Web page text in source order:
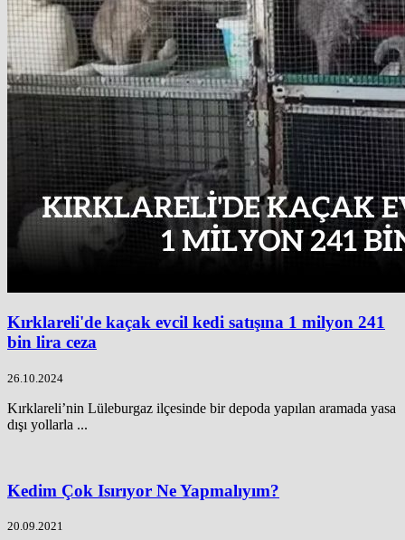
Kırklareli'de kaçak evcil kedi satışına 1 milyon 241
bin lira ceza
26.10.2024
Kırklareli’nin Lüleburgaz ilçesinde bir depoda yapılan aramada yasa
dışı yollarla ...
Kedim Çok Isırıyor Ne Yapmalıyım?
20.09.2021